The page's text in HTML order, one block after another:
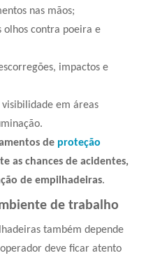
nas mãos;
olhos contra poeira e
impactos e
em áreas
de proteção
as chances de acidentes,
de empilhadeiras.
de trabalho
também depende
deve ficar atento